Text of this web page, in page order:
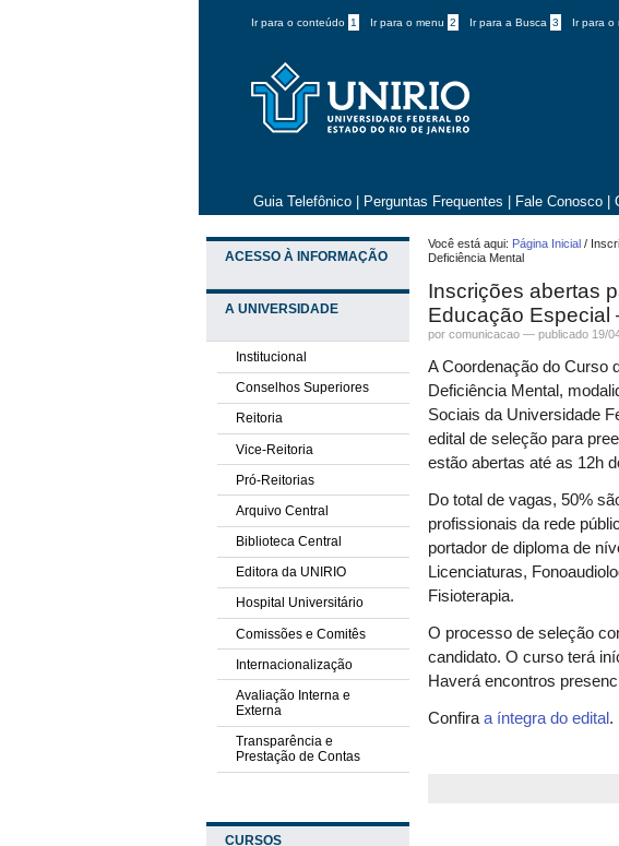
Ir para o conteúdo 1 Ir para o menu 2 Ir para a Busca 3 Ir para o
Guia Telefônico Perguntas Frequentes Fale Conosco
ACESSO À INFORMAÇÃO
A UNIVERSIDADE
Institucional
Conselhos Superiores
Reitoria
Vice-Reitoria
Pró-Reitorias
Arquivo Central
Biblioteca Central
Editora da UNIRIO
Hospital Universitário
Comissões e Comitês
Internacionalização
Avaliação Interna e
Externa
Transparência e
Prestação de Contas
CURSOS
Você está aqui: Página Inicial /
Deficiência Mental
Inscrições abertas
Educação Especial
por comunicacao —publicado 19/
A Coordenação do Curso
Deficiência Mental,
Sociais da Universidade
edital de seleção para
estão abertas até as 12h
Do total de vagas, 50%
profissionais da rede
portador de diploma de
Licenciaturas,
Fisioterapia.
O processo de seleção
candidato. O curso terá
Haverá encontros
Confiraa íntegra do edital.